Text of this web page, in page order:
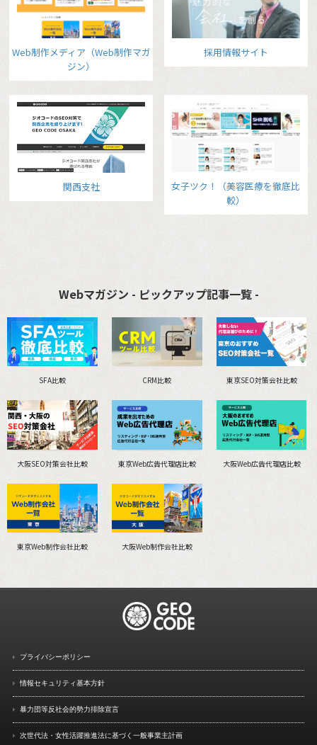
Web制作メディア（Web制作マガ
ジン）
採用情報サイト
関西支社
女子ツク！（美容医療を徹底比
較）
Webマガジン - ピックアップ記事一覧 -
SFA比較 CRM比較 東京SEO対策会社比較
大阪SEO対策会社比較 東京Web広告代理店比較 大阪Web広告代理店比較
東京Web制作会社比較 大阪Web制作会社比較
プライバシーポリシー
情報セキュリティ基本方針
暴力団等反社会的勢力排除宣言
次世代法・女性活躍推進法に基づく一般事業主計画